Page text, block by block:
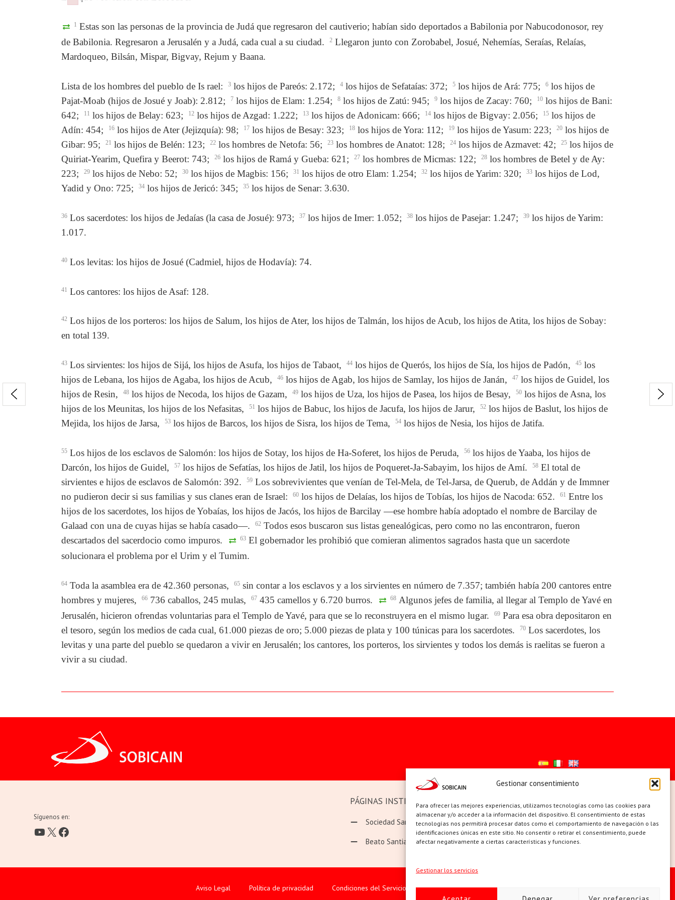
Gestionar consentimiento
Para ofrecer las mejores experiencias, utilizamos tecnologías como las cookies para
almacenar y/o acceder a la información del dispositivo. El consentimiento de estas
tecnologías nos permitirá procesar datos como el comportamiento de navegación o las
identificaciones únicas en este sitio. No consentir o retirar el consentimiento, puede
afectar negativamente a ciertas características y funciones.
Gestionar los servicios
1 Estas son las personas de la provincia de Judá que regresaron del cautiverio; habían sido deportados a Babilonia por Nabucodonosor, rey
de Babilonia. Regresaron a Jerusalén y a Judá, cada cual a su ciudad.
2 Llegaron junto con Zorobabel, Josué, Nehemías, Seraías, Relaías,
Mardoqueo, Bilsán, Mispar, Bigvay, Rejum y Baana.
Lista de los hombres del pueblo de Is rael: 3 los hijos de Pareós: 2.172; 4 los hijos de Sefataías: 372; 5 los hijos de Ará: 775; 6 los hijos de
Pajat-Moab (hijos de Josué y Joab): 2.812;
7 los hijos de Elam: 1.254; 8 los hijos de Zatú: 945; 9 los hijos de Zacay: 760; 10 los hijos de Bani:
642;
11 los hijos de Belay: 623; 12 los hijos de Azgad: 1.222; 13 los hijos de Adonicam: 666; 14 los hijos de Bigvay: 2.056; 15 los hijos de
Adín: 454;
16 los hijos de Ater (Jejizquía): 98; 17 los hijos de Besay: 323; 18 los hijos de Yora: 112; 19 los hijos de Yasum: 223; 20 los hijos de
Gibar: 95;
21 los hijos de Belén: 123; 22 los hombres de Netofa: 56; 23 los hombres de Anatot: 128; 24 los hijos de Azmavet: 42; 25 los hijos de
Quiriat-Yearim, Quefira y Beerot: 743;
26 los hijos de Ramá y Gueba: 621; 27 los hombres de Micmas: 122; 28 los hombres de Betel y de Ay:
223;
29 los hijos de Nebo: 52; 30 los hijos de Magbis: 156; 31 los hijos de otro Elam: 1.254; 32 los hijos de Yarim: 320; 33 los hijos de Lod,
Yadid y Ono: 725;
34 los hijos de Jericó: 345; 35 los hijos de Senar: 3.630.
36 Los sacerdotes: los hijos de Jedaías (la casa de Josué): 973; 37 los hijos de Imer: 1.052; 38 los hijos de Pasejar: 1.247; 39 los hijos de Yarim:
1.017.
40 Los levitas: los hijos de Josué (Cadmiel, hijos de Hodavía): 74.
41 Los cantores: los hijos de Asaf: 128.
42 Los hijos de los porteros: los hijos de Salum, los hijos de Ater, los hijos de Talmán, los hijos de Acub, los hijos de Atita, los hijos de Sobay:
en total 139.
43 Los sirvientes: los hijos de Sijá, los hijos de Asufa, los hijos de Tabaot, 44 los hijos de Querós, los hijos de Sía, los hijos de Padón, 45 los
hijos de Lebana, los hijos de Agaba, los hijos de Acub,
46 los hijos de Agab, los hijos de Samlay, los hijos de Janán, 47 los hijos de Guidel, los
hijos de Resin,
48 los hijos de Necoda, los hijos de Gazam, 49 los hijos de Uza, los hijos de Pasea, los hijos de Besay, 50 los hijos de Asna, los
hijos de los Meunitas, los hijos de los Nefasitas,
51 los hijos de Babuc, los hijos de Jacufa, los hijos de Jarur, 52 los hijos de Baslut, los hijos de
Mejida, los hijos de Jarsa,
53 los hijos de Barcos, los hijos de Sisra, los hijos de Tema, 54 los hijos de Nesia, los hijos de Jatifa.
55 Los hijos de los esclavos de Salomón: los hijos de Sotay, los hijos de Ha-Soferet, los hijos de Peruda, 56 los hijos de Yaaba, los hijos de
Darcón, los hijos de Guidel,
57 los hijos de Sefatías, los hijos de Jatil, los hijos de Poqueret-Ja-Sabayim, los hijos de Amí. 58 El total de
sirvientes e hijos de esclavos de Salomón: 392.
59 Los sobrevivientes que venían de Tel-Mela, de Tel-Jarsa, de Querub, de Addán y de Immner
no pudieron decir si sus familias y sus clanes eran de Israel:
60 los hijos de Delaías, los hijos de Tobías, los hijos de Nacoda: 652. 61 Entre los
hijos de los sacerdotes, los hijos de Yobaías, los hijos de Jacós, los hijos de Barcilay —ese hombre había adoptado el nombre de Barcilay de
Galaad con una de cuyas hijas se había casado—.
62 Todos esos buscaron sus listas genealógicas, pero como no las encontraron, fueron
descartados del sacerdocio como impuros.
63 El gobernador les prohibió que comieran alimentos sagrados hasta que un sacerdote
solucionara el problema por el Urim y el Tumim.
64 Toda la asamblea era de 42.360 personas, 65 sin contar a los esclavos y a los sirvientes en número de 7.357; también había 200 cantores entre
hombres y mujeres,
66 736 caballos, 245 mulas, 67 435 camellos y 6.720 burros. 68 Algunos jefes de familia, al llegar al Templo de Yavé en
Jerusalén, hicieron ofrendas voluntarias para el Templo de Yavé, para que se lo reconstruyera en el mismo lugar.
69 Para esa obra depositaron en
el tesoro, según los medios de cada cual, 61.000 piezas de oro; 5.000 piezas de plata y 100 túnicas para los sacerdotes.
70 Los sacerdotes, los
levitas y una parte del pueblo se quedaron a vivir en Jerusalén; los cantores, los porteros, los sirvientes y todos los demás is raelitas se fueron a
vivir a su ciudad.
Síguenos en:
YouTube
X Facebook
PÁGINAS INSTITUCIONALES
Sociedad San Pablo
Beato Santiago Alberione
Aviso Legal Política de privacidad Condiciones del Servicio Política de cookies (UE)
Failed to initialize plugin: wplink
Failed to initialize plugin: wplink